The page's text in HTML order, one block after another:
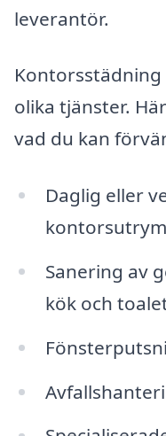
leverantör.
olika tjänster.
vad du kan
Daglig eller
Sanering av
kök och